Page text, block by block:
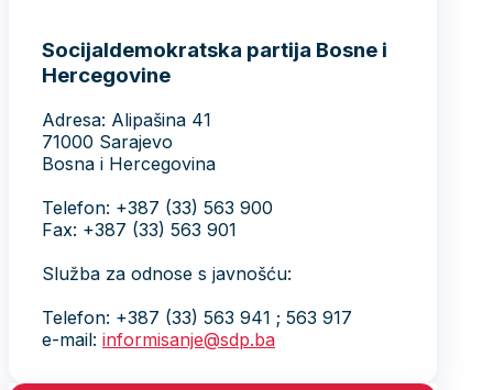
Socijaldemokratska partija Bosne i
Hercegovine
Adresa: Alipašina 41
71000 Sarajevo
Bosna i Hercegovina
Telefon: +387 (33) 563 900
Fax: +387 (33) 563 901
Služba za odnose s javnošću:
Telefon: +387 (33) 563 941 ; 563 917
e-mail: informisanje@sdp.ba